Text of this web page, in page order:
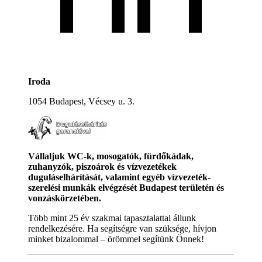
Iroda
1054 Budapest, Vécsey u. 3.
Vállaljuk WC-k, mosogatók, fürdőkádak,
zuhanyzók, piszoárok és vízvezetékek
duguláselhárítását, valamint egyéb vízvezeték-
szerelési munkák elvégzését Budapest területén és
vonzáskörzetében.
Több mint 25 év szakmai tapasztalattal állunk
rendelkezésére. Ha segítségre van szüksége, hívjon
minket bizalommal – örömmel segítünk Önnek!